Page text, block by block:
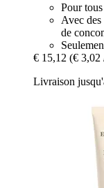
Pour
Avec
de
€ 15,12 (€ 3,02
Livraison